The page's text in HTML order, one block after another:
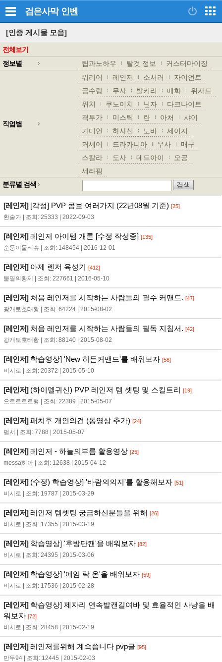
검은사막 인벤
[인증 게시물 모음]
전체보기
정보별
팁과노하우 탈것 정보 커스터마이징
직업별
워리어 레인저 소서러
자이언트
금수랑
무사 발키리 매화
위자드
위치
쿠노이치 닌자
다크나이트
격투가
미스틱 란 아처
샤이
가디언
하사신 노바
세이지
커세어
드라카니아 우사
매구
스칼라
도사 데드아이
오공
세라핌
분류별 검색
[레인저][각성] PVP 콤보 여러가지 (22년08월 기준) [25]
환술가 | 조회: 25333 | 2022-09-03
[레인저]레인저 아이템 개론 [수정 작성중] [135]
순둥이물티슈 | 조회: 148454 | 2016-12-01
[레인저]아제 렌저 육성기 [412]
불멸의황제 | 조회: 227661 | 2016-05-10
[레인저]처음 레인저를 시작하는 사람들의 필수 커맨드. [47]
광개토호태황 | 조회: 64224 | 2015-08-02
[레인저]처음 레인저를 시작하는 사람들의 필독 지침서. [42]
광개토호태황 | 조회: 88140 | 2015-08-02
[레인저]학습영상] 'New 히든커맨드'를 배워보자 [58]
비시로 | 조회: 20372 | 2015-05-10
[레인저](하이델귀신) PVP 레인저 템 셋팅 및 스킬트리 [19]
으르르르르렁 | 조회: 22389 | 2015-05-07
[레인저]패치후 개인의견 (동영상 추가) [24]
펄서 | 조회: 7788 | 2015-05-07
[레인저]레인저 - 하늘의부름 활용영상 [25]
messa히아 | 조회: 12638 | 2015-04-12
[레인저](수정) 학습영상] '바람의의지'를 활용해보자 [51]
비시로 | 조회: 19787 | 2015-03-29
[레인저]레인저 템셋팅 궁금하신분들을 위해 [26]
비시로 | 조회: 17355 | 2015-03-19
[레인저]학습영상] '후방단캔'을 배워보자 [82]
비시로 | 조회: 24395 | 2015-03-06
[레인저]학습영상] '에임 락 온'을 배워보자 [59]
비시로 | 조회: 17536 | 2015-02-28
[레인저]학습영상] 제자리 연속발캔길여바 및 효율적인 사냥을 배
워보자 [72]
비시로 | 조회: 28458 | 2015-02-19
[레인저]레인저를위해 계속씁니다 pvp글 [95]
만두94 | 조회: 12445 | 2015-02-03